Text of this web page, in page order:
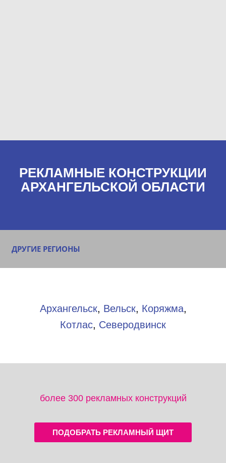
РЕКЛАМНЫЕ КОНСТРУКЦИИ
АРХАНГЕЛЬСКОЙ ОБЛАСТИ
ДРУГИЕ РЕГИОНЫ
Архангельск, Вельск, Коряжма,
Котлас, Северодвинск
более 300 рекламных конструкций
ПОДОБРАТЬ РЕКЛАМНЫЙ ЩИТ